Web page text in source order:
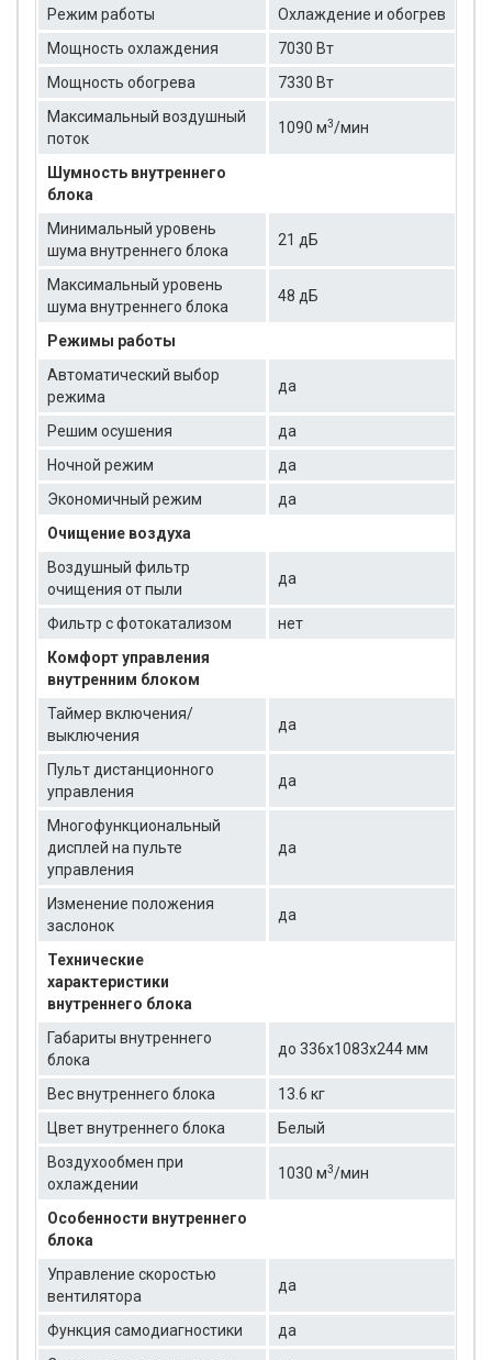
Режим работы
Охлаждение и обогрев
Мощность охлаждения
7030 Вт
Мощность обогрева
7330 Вт
Максимальный воздушный
поток
1090 м3/мин
Шумность внутреннего
блока
Минимальный уровень
шума внутреннего блока
21 дБ
Максимальный уровень
шума внутреннего блока
48 дБ
Режимы работы
Автоматический выбор
режима
да
Решим осушения
да
Ночной режим
да
Экономичный режим
да
Очищение воздуха
Воздушный фильтр
очищения от пыли
да
Фильтр с фотокатализом
нет
Комфорт управления
внутренним блоком
Таймер включения/
выключения
да
Пульт дистанционного
управления
да
Многофункциональный
дисплей на пульте
управления
да
Изменение положения
заслонок
да
Технические
характеристики
внутреннего блока
Габариты внутреннего
блока
до 336x1083x244 мм
Вес внутреннего блока
13.6 кг
Цвет внутреннего блока
Белый
Воздухообмен при
охлаждении
1030 м3/мин
Особенности внутреннего
блока
Управление скоростью
вентилятора
да
Функция самодиагностики
да